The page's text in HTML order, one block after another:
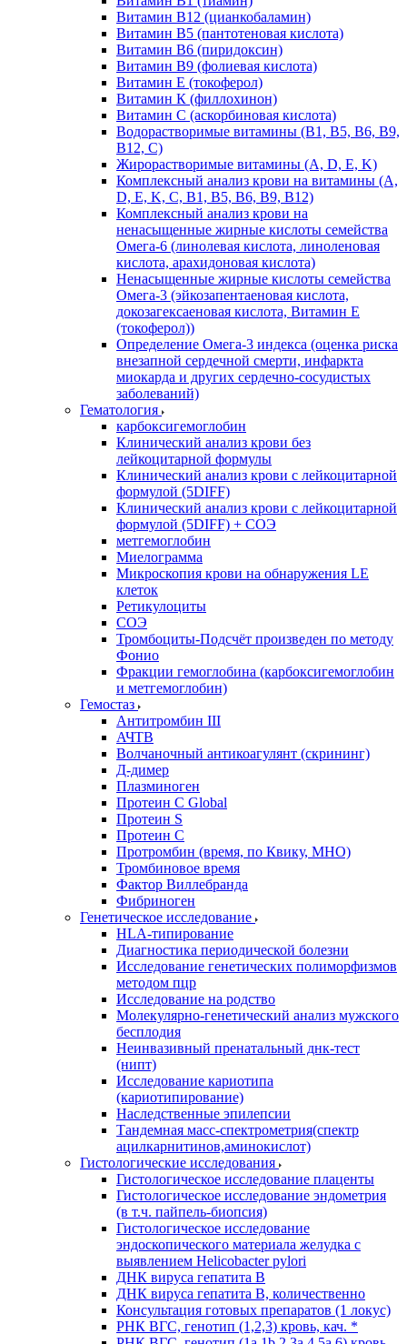
Витамин В12 (цианкобаламин)
Витамин В5 (пантотеновая кислота)
Витамин В6 (пиридоксин)
Витамин В9 (фолиевая кислота)
Витамин Е (токоферол)
Витамин К (филлохинон)
Витамин С (аскорбиновая кислота)
Водорастворимые витамины (B1, B5, B6, В9,
В12, С)
Жирорастворимые витамины (A, D, E, K)
Комплексный анализ крови на витамины (A,
D, E, K, C, B1, B5, B6, В9, B12)
Комплексный анализ крови на
ненасыщенные жирные кислоты семейства
Омега-6 (линолевая кислота, линоленовая
кислота, арахидоновая кислота)
Ненасыщенные жирные кислоты семейства
Омега-3 (эйкозапентаеновая кислота,
докозагексаеновая кислота, Витамин E
(токоферол))
Определение Омега-3 индекса (оценка риска
внезапной сердечной смерти, инфаркта
миокарда и других сердечно-сосудистых
заболеваний)
Гематология
карбоксигемоглобин
Клинический анализ крови без
лейкоцитарной формулы
Клинический анализ крови с лейкоцитарной
формулой (5DIFF)
Клинический анализ крови с лейкоцитарной
формулой (5DIFF) + СОЭ
метгемоглобин
Миелограмма
Микроскопия крови на обнаружения LE
клеток
Ретикулоциты
СОЭ
Тромбоциты-Подсчёт произведен по методу
Фонио
Фракции гемоглобина (карбоксигемоглобин
и метгемоглобин)
Гемостаз
Антитромбин III
АЧТВ
Волчаночный антикоагулянт (скрининг)
Д-димер
Плазминоген
Протеин C Global
Протеин S
Протеин С
Протромбин (время, по Квику, МНО)
Тромбиновое время
Фактор Виллебранда
Фибриноген
Генетическое исследование
HLA-типирование
Диагностика периодической болезни
Исследование генетических полиморфизмов
методом пцр
Исследование на родство
Молекулярно-генетический анализ мужского
бесплодия
Неинвазивный пренатальный днк-тест
(нипт)
Исследование кариотипа
(кариотипирование)
Наследственные эпилепсии
Тандемная масс-спектрометрия(спектр
ацилкарнитинов,аминокислот)
Гистологические исследования
Гистологическое исследование плаценты
Гистологическое исследование эндометрия
(в т.ч. пайпель-биопсия)
Гистологическое исследование
эндоскопического материала желудка с
выявлением Helicobacter pylori
ДНК вируса гепатита B
ДНК вируса гепатита B, количественно
Консультация готовых препаратов (1 локус)
РНК ВГC, генотип (1,2,3) кровь, кач. *